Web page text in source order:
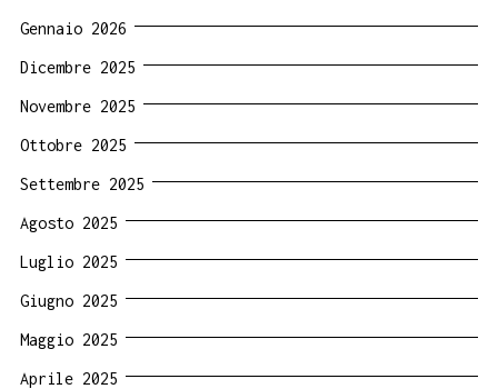
Gennaio 2026
Dicembre 2025
Novembre 2025
Ottobre 2025
Settembre 2025
Agosto 2025
Luglio 2025
Giugno 2025
Maggio 2025
Aprile 2025